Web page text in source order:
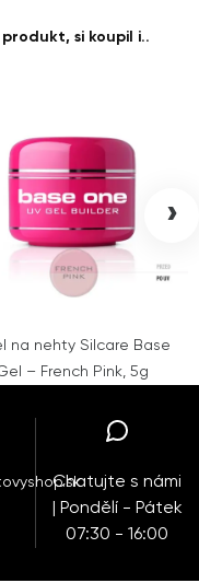
si koupil i..
na nehty Silcare Base
– French Pink, 5g
›
Chatujte s námi
| Pondělí - Pátek
07:30 - 16:00